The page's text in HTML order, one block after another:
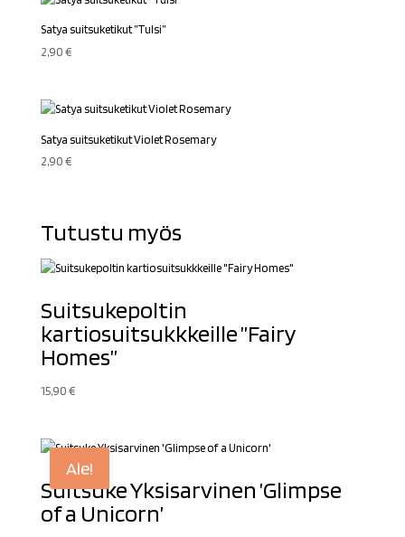
Satya suitsuketikut ”Tulsi”
2,90€
Satya suitsuketikut Violet Rosemary
2,90€
Tutustu myös
Suitsukepoltin
kartiosuitsukkkeille ”Fairy
Homes”
15,90€
Ale!
Suitsuke Yksisarvinen ’Glimpse
of a Unicorn’